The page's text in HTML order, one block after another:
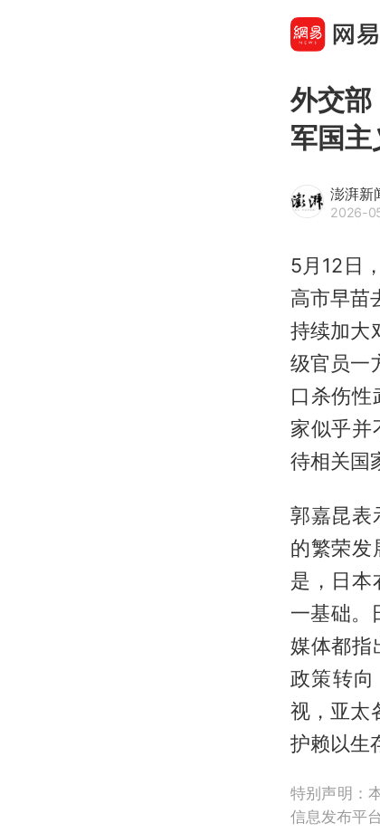
外交部
军国主
澎湃新
2026-
5月12日
高市早苗
持续加大
级官员一
口杀伤性
家似乎并
待相关国
郭嘉昆表
的繁荣发
是，日本
一基础。
媒体都指
政策转
视，亚太
护赖以生
特别声明：
信息发布平台